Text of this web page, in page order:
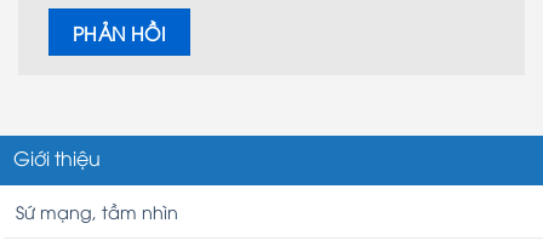
Giới thiệu
Sứ mạng, tầm nhìn